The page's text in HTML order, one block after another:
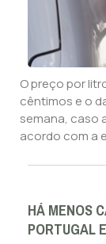
O preço por
cêntimos e o
semana, caso
acordo com a
HÁ MENOS
PORTUGAL